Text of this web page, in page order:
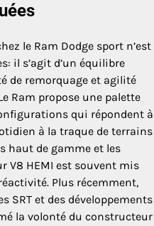
le Ram Dodge sport n’est
il s’agit d’un équilibre
de remorquage et agilité
Ram propose une palette
qui répondent à
à la traque de terrains
haut de gamme et les
V8 HEMI est souvent mis
Plus récemment,
SRT et des développements
la volonté du constructeur